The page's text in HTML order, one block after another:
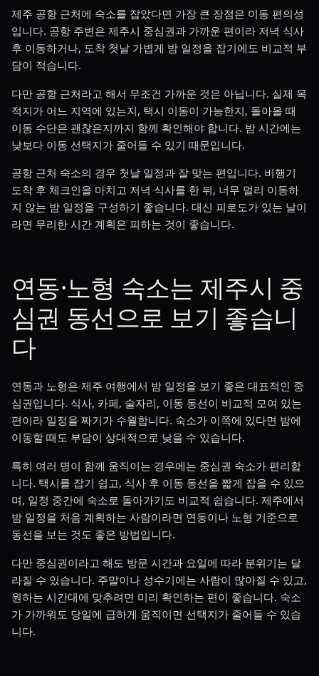
제주 공항 근처에 숙소를 잡았다면 가장 큰 장점은 이동 편의성
입니다. 공항 주변은 제주시 중심권과 가까운 편이라 저녁 식사
후 이동하거나, 도착 첫날 가볍게 밤 일정을 잡기에도 비교적 부
담이 적습니다.
다만 공항 근처라고 해서 무조건 가까운 것은 아닙니다. 실제 목
적지가 어느 지역에 있는지, 택시 이동이 가능한지, 돌아올 때
이동 수단은 괜찮은지까지 함께 확인해야 합니다. 밤 시간에는
낮보다 이동 선택지가 줄어들 수 있기 때문입니다.
공항 근처 숙소의 경우 첫날 일정과 잘 맞는 편입니다. 비행기
도착 후 체크인을 마치고 저녁 식사를 한 뒤, 너무 멀리 이동하
지 않는 밤 일정을 구성하기 좋습니다. 대신 피로도가 있는 날이
라면 무리한 시간 계획은 피하는 것이 좋습니다.
연동·노형 숙소는 제주시 중
심권 동선으로 보기 좋습니
다
연동과 노형은 제주 여행에서 밤 일정을 보기 좋은 대표적인 중
심권입니다. 식사, 카페, 술자리, 이동 동선이 비교적 모여 있는
편이라 일정을 짜기가 수월합니다. 숙소가 이쪽에 있다면 밤에
이동할 때도 부담이 상대적으로 낮을 수 있습니다.
특히 여러 명이 함께 움직이는 경우에는 중심권 숙소가 편리합
니다. 택시를 잡기 쉽고, 식사 후 이동 동선을 짧게 잡을 수 있으
며, 일정 중간에 숙소로 돌아가기도 비교적 쉽습니다. 제주에서
밤 일정을 처음 계획하는 사람이라면 연동이나 노형 기준으로
동선을 보는 것도 좋은 방법입니다.
다만 중심권이라고 해도 방문 시간과 요일에 따라 분위기는 달
라질 수 있습니다. 주말이나 성수기에는 사람이 많아질 수 있고,
원하는 시간대에 맞추려면 미리 확인하는 편이 좋습니다. 숙소
가 가까워도 당일에 급하게 움직이면 선택지가 줄어들 수 있습
니다.